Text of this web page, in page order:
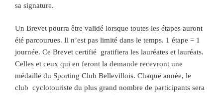
sa signature.
Un Brevet pourra être validé lorsque toutes les étapes auront
été parcourues. Il n’est pas limité dans le temps. 1 étape = 1
journée. Ce Brevet certifié gratifiera les lauréates et lauréats.
Celles et ceux qui en feront la demande recevront une
médaille du Sporting Club Bellevillois. Chaque année, le
club cyclotouriste du plus grand nombre de participants sera